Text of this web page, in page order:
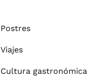
Postres
Viajes
Cultura gastronómica